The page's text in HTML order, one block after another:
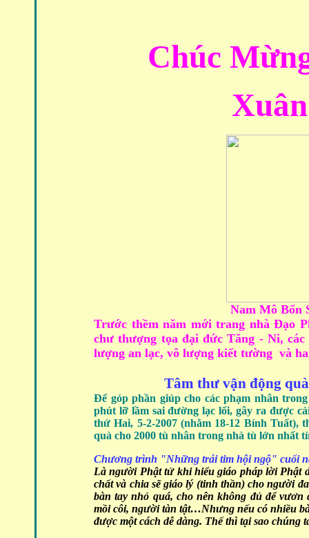
Chúc
Nam Mô Bổn
Trước thềm năm mới trang nhà Đạo
chư thượng tọa đại đức Tăng - Ni,
lượng an lạc, vô lượng kiết tường và
Tâm thư vận động
Để góp phần giúp cho các phạm nhân
phút lỡ lầm sai đường lạc lối, gây ra được
thứ Hai, 5-2-2007 (nhằm 18-12 Bính Tuất),
quà cho 2000 tù nhân trong nhà tù lớn nhất
Chương trình "Những trái tim hội ngộ" cuối
Là người Phật tử khi hiểu giáo pháp lời Phật
chất và chia sẽ giáo lý (tinh thần) cho người
bàn tay nhỏ quá, cho nên không đủ để
mồi côi, người tàn tật…Nhưng nếu có nhiều
được một cách dễ dàng. Thế thì tại sao